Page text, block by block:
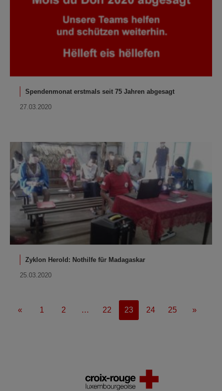
Spendenmonat erstmals seit 75 Jahren abgesagt
27.03.2020
Zyklon Herold: Nothilfe für Madagaskar
25.03.2020
« 1 2 … 22 23 24 25 »